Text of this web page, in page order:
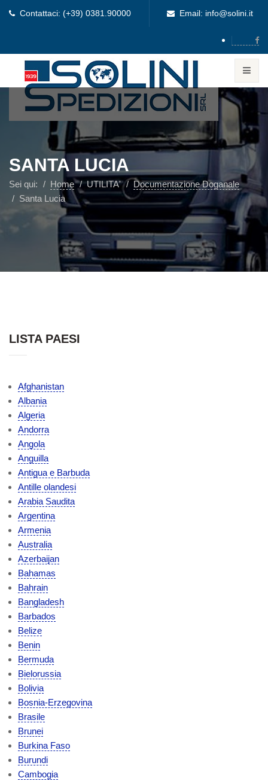
Contattaci: (+39) 0381.90000 Email: info@solini.it
SANTA LUCIA
Sei qui: Home UTILITA'
Documentazione Doganale
Santa Lucia
LISTA PAESI
Afghanistan
Albania
Algeria
Andorra
Angola
Anguilla
Antigua e Barbuda
Antille olandesi
Arabia Saudita
Argentina
Armenia
Australia
Azerbaijan
Bahamas
Bahrain
Bangladesh
Barbados
Belize
Benin
Bermuda
Bielorussia
Bolivia
Bosnia-Erzegovina
Brasile
Brunei
Burkina Faso
Burundi
Cambogia